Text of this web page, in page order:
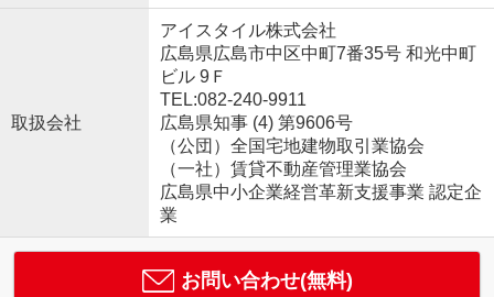
取扱会社
アイスタイル株式会社
広島県広島市中区中町7番35号 和光中町
ビル 9Ｆ
TEL:082-240-9911
広島県知事 (4) 第9606号
（公団）全国宅地建物取引業協会
（一社）賃貸不動産管理業協会
広島県中小企業経営革新支援事業 認定企
業
お問い合わせ(無料)